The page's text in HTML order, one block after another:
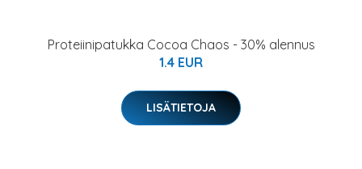
Proteiinipatukka Cocoa Chaos - 30% alennus
1.4 EUR
LISÄTIETOJA